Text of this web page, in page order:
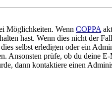
Möglichkeiten. Wenn COPPA
hast. Wenn dies nicht der
selbst erledigen oder ein
Ansonsten prüfe, ob du deine
dann kontaktiere einen